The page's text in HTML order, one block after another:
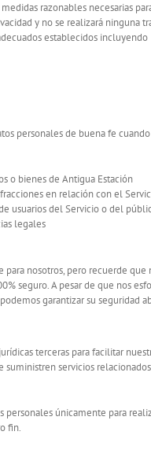
razonables necesarias
y no se realizará ninguna
establecidos
personales de buena fe
o bienes de Antigua Estación
en relación con el
usuarios del Servicio o del
legales
para nosotros, pero recuerde
seguro. A pesar de que nos
garantizar su seguridad
terceras para facilitar
servicios
personales únicamente para
fin.